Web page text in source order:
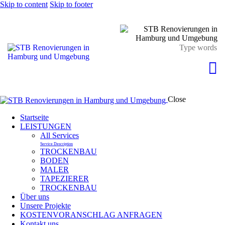
Skip to content Skip to footer
Close
Startseite
LEISTUNGEN
All Services
Service Description
TROCKENBAU
BODEN
MALER
TAPEZIERER
TROCKENBAU
Über uns
Unsere Projekte
KOSTENVORANSCHLAG ANFRAGEN